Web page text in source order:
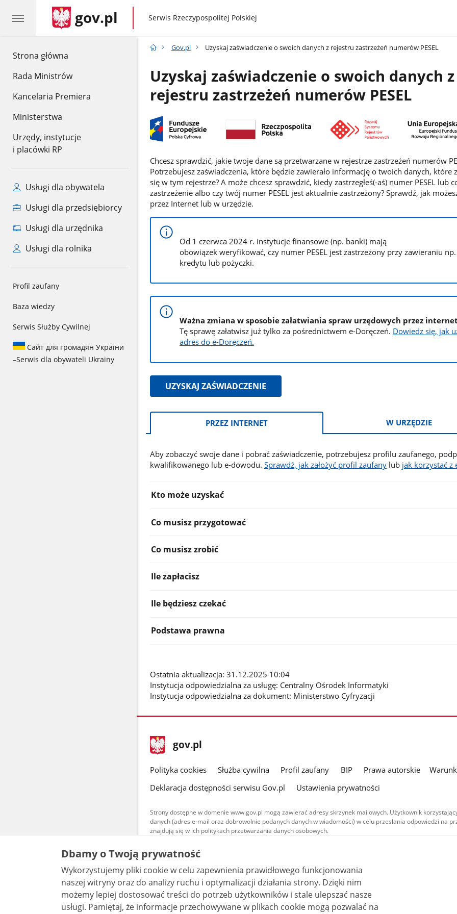
Strona główna
Rada Ministrów
Kancelaria Premiera
Ministerstwa
Urzędy, instytucje
i placówki RP
Usługi dla obywatela
Usługi dla przedsiębiorcy
Usługi dla urzędnika
Usługi dla rolnika
Profil zaufany
Baza wiedzy
Serwis Służby Cywilnej
Сайт для громадян України
–Serwis dla obywateli Ukrainy
gov.pl gov.pl
Serwis Rzeczypospolitej Polskiej
Gov.pl Uzyskaj zaświadczenie o swoich danych z rejestru zastrzeżeń numerów PESEL
Uzyskaj zaświadczenie o swoich danych z
rejestru zastrzeżeń numerów PESEL
Chcesz sprawdzić, jakie twoje dane są przetwarzane w rejestrze zastrzeżeń numerów
Potrzebujesz zaświadczenia, które będzie zawierało informację o twoich danych, które
się w tym rejestrze? A może chcesz sprawdzić, kiedy zastrzegłeś(-aś) numer PESEL lub
zastrzeżenie albo czy twój numer PESEL jest aktualnie zastrzeżony? Sprawdź, jak
przez Internet lub w urzędzie.
Od 1 czerwca 2024 r. instytucje finansowe (np. banki) mają
obowiązek weryfikować, czy numer PESEL jest zastrzeżony przy zawieraniu
kredytu lub pożyczki.
Ważna zmiana w sposobie załatwiania spraw urzędowych przez internet
Tę sprawę załatwisz już tylko za pośrednictwem e-Doręczeń. Dowiedz się, jak
adres do e-Doręczeń.
UZYSKAJ ZAŚWIADCZENIE
Informacje:PRZEZ INTERNET W URZĘDZIE
Aby zobaczyć swoje dane i pobrać zaświadczenie, potrzebujesz profilu zaufanego,
kwalifikowanego lub e-dowodu. Sprawdź, jak założyć profil zaufanylub jak korzystać z
Kto może uzyskać
Co musisz przygotować
Co musisz zrobić
Ile zapłacisz
Ile będziesz czekać
Podstawa prawna
Ostatnia aktualizacja: 31.12.2025 10:04
Instytucja odpowiedzialna za usługę: Centralny Ośrodek Informatyki
Instytucja odpowiedzialna za dokument: Ministerstwo Cyfryzacji
stopka
gov.pl Strona
gov.pl
gov.pl
Polityka cookies Służba cywilna Profil zaufany BIP Prawa autorskie
Deklaracja dostępności serwisu Gov.pl
Ustawienia prywatności
Strony dostępne w domenie www.gov.pl mogą zawierać adresy skrzynek mailowych. Użytkownik
danych (adres e-mail oraz dobrowolnie podanych danych w wiadomości) w celu przesłania odpowiedzi na
znajdują się w ich politykach przetwarzania danych osobowych.
Treści tekstowe publikowane w serwisie (z wyłączeniem treści audiowizualnych), są
udostępniane na licencji typu Creative Commons: uznanie autorstwa - na tych samych
warunkach 4.0 (CC BY-SA 4.0). Materiały audiowizualne, w tym zdjęcia, materiały audio i wideo,
są udostępniane na licencji typu Creative Commons: uznanie autorstwa użycie niekomercyjne -
bez utworów zależnych 4.0 (CC BY-NC-ND 4.0), o ile nie jest to stwierdzone inaczej.
Dbamy o Twoją prywatność
Wykorzystujemy pliki cookie w celu zapewnienia prawidłowego funkcjonowania
naszej witryny oraz do analizy ruchu i optymalizacji działania strony. Dzięki nim
możemy lepiej dostosować treści do potrzeb użytkowników i stale ulepszać nasze
usługi. Pamiętaj, że informacje przechowywane w plikach cookie mogą pozwalać na